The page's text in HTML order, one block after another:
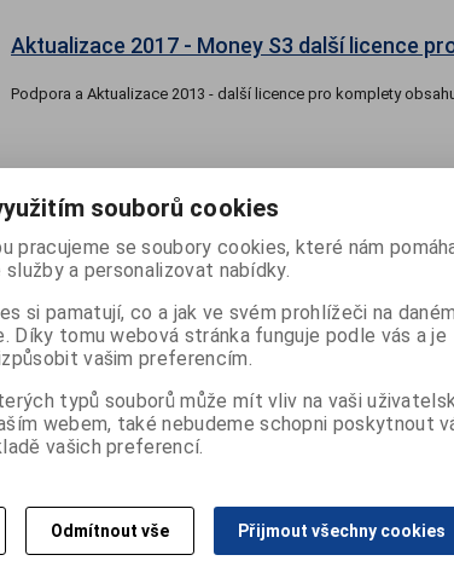
Aktualizace 2017 - Money S3 další licence
Podpora a Aktualizace 2013 - další licence pro komplety
Aktualizace 2017 - Money S3 Kasa
Podpora a Aktualizace 2013 - další licence pro komplety
Podpora a Aktualizace 2013 - další licence pro komplety
souborů cookies
pracujeme se soubory cookies, které nám
a personalizovat nabídky.
si pamatují, co a jak ve svém prohlížeči na daném
Díky tomu webová stránka funguje podle vás a je
vašim preferencím.
typů souborů může mít vliv na vaši
webem, také nebudeme schopni poskytnout
vašich preferencí.
Odmítnout vše Přijmout všechny cookies